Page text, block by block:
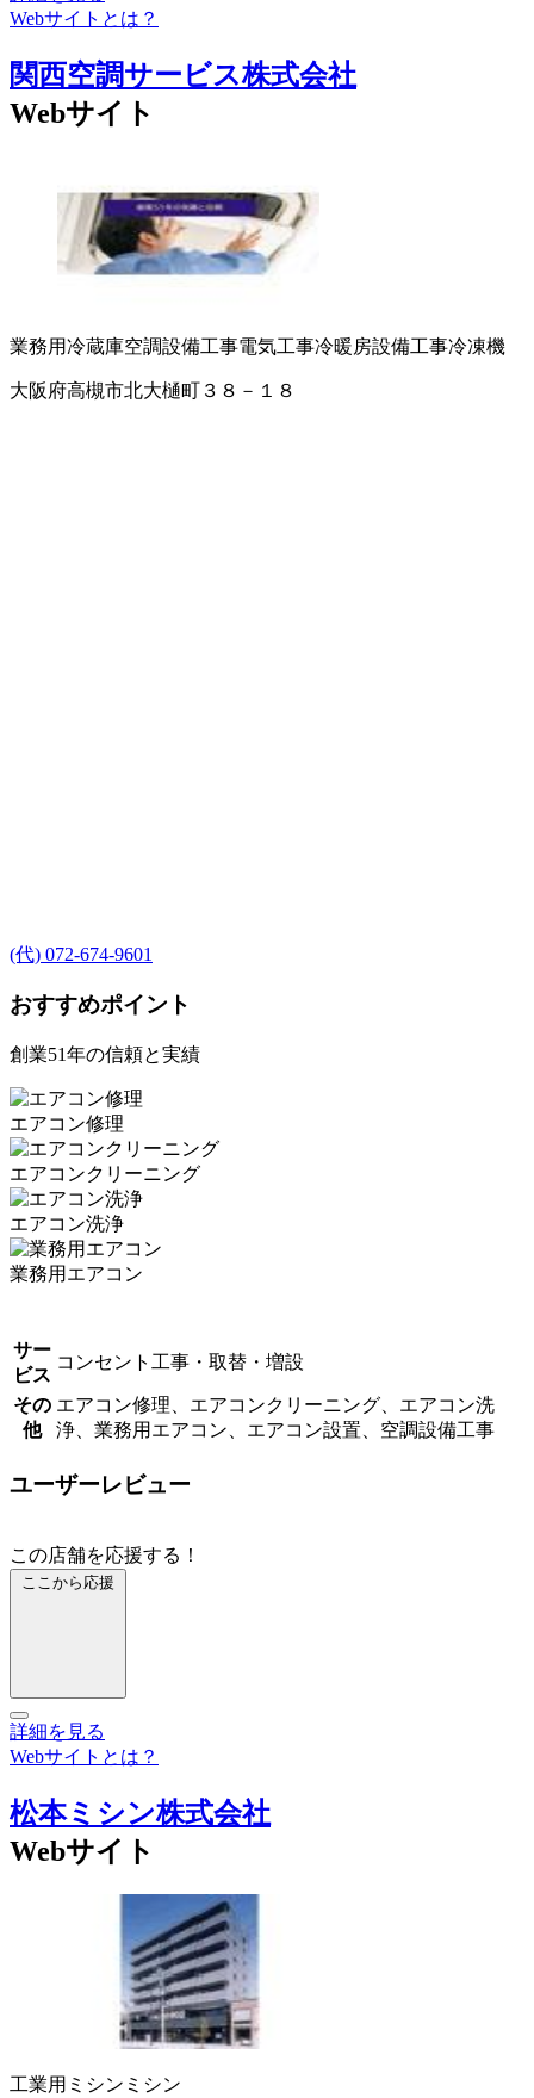
Webサイトとは？
関西空調サービス株式会社
Webサイト
業務用冷蔵庫空調設備工事電気工事冷暖房設備工事冷凍機
大阪府高槻市北大樋町３８－１８
(代) 072-674-9601
おすすめポイント
創業51年の信頼と実績
エアコン修理
エアコンクリーニング
エアコン洗浄
業務用エアコン
サー
ビス
コンセント工事・取替・増設
その
他
エアコン修理、エアコンクリーニング、エアコン洗
浄、業務用エアコン、エアコン設置、空調設備工事
ユーザーレビュー
この店舗を応援する！
ここから応援
詳細を見る
Webサイトとは？
松本ミシン株式会社
Webサイト
工業用ミシン ミシン